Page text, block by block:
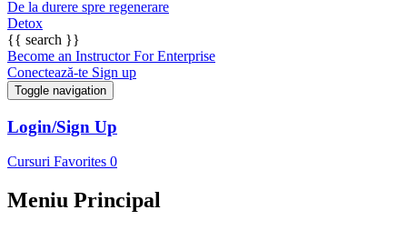
De la durere spre regenerare
Detox
{{ search }}
Become an Instructor For Enterprise
Conectează-te Sign up
Toggle navigation
Login/Sign Up
Cursuri Favorites 0
Meniu Principal